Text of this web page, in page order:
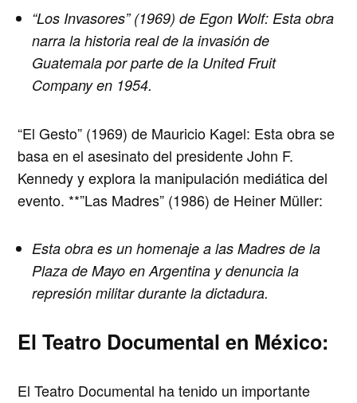
“Los Invasores” (1969) de Egon Wolf: Esta obra
narra la historia real de la invasión de
Guatemala por parte de la United Fruit
Company en 1954.
“El Gesto” (1969) de Mauricio Kagel: Esta obra se
basa en el asesinato del presidente John F.
Kennedy y explora la manipulación mediática del
evento. **”Las Madres” (1986) de Heiner Müller:
Esta obra es un homenaje a las Madres de la
Plaza de Mayo en Argentina y denuncia la
represión militar durante la dictadura.
El Teatro Documental en México:
El Teatro Documental ha tenido un importante